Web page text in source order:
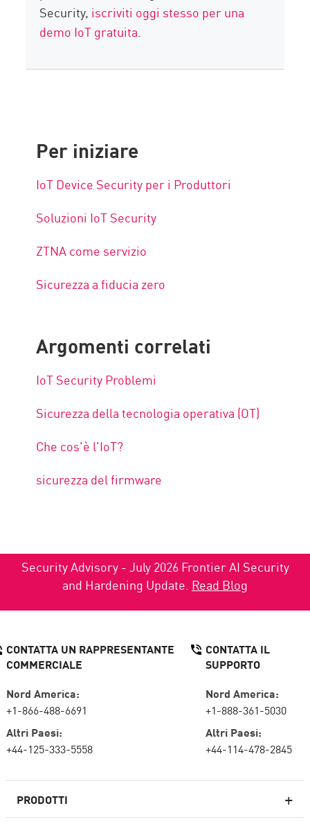
Security, iscriviti oggi stesso per una
demo IoT gratuita.
Per iniziare
IoT Device Security per i Produttori
Soluzioni IoT Security
ZTNA come servizio
Sicurezza a fiducia zero
Argomenti correlati
IoT Security Problemi
Sicurezza della tecnologia operativa (OT)
Che cos'è l'IoT?
sicurezza del firmware
Security Advisory - July 2026 Frontier AI Security
and Hardening Update. Read Blog
PRODOTTI
CONTATTA UN RAPPRESENTANTE
COMMERCIALE
Nord America:
+1-866-488-6691
Altri Paesi:
+44-125-333-5558
CONTATTA IL
SUPPORTO
Nord America:
+1-888-361-5030
Altri Paesi:
+44-114-478-2845